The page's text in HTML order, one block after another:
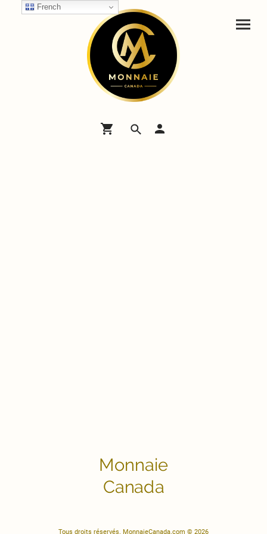
Monnaie
Canada
Tous droits réservés. MonnaieCanada.com © 2026
French